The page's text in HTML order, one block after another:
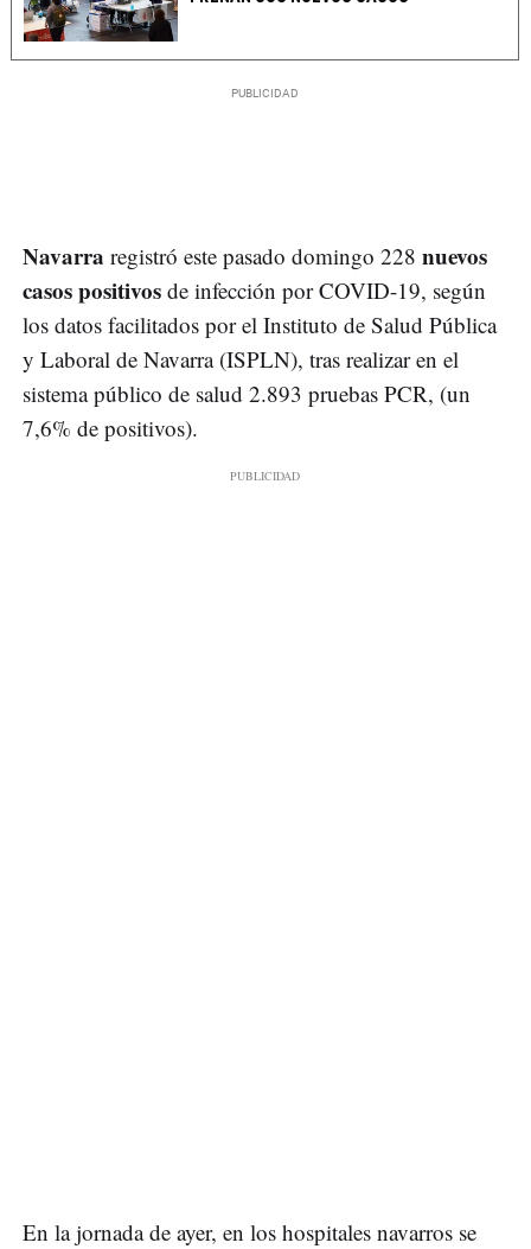
Navarra registró este pasado domingo 228 nuevos
casos positivos de infección por COVID-19, según
los datos facilitados por el Instituto de Salud Pública
y Laboral de Navarra (ISPLN), tras realizar en el
sistema público de salud 2.893 pruebas PCR, (un
7,6% de positivos).
En la jornada de ayer, en los hospitales navarros se